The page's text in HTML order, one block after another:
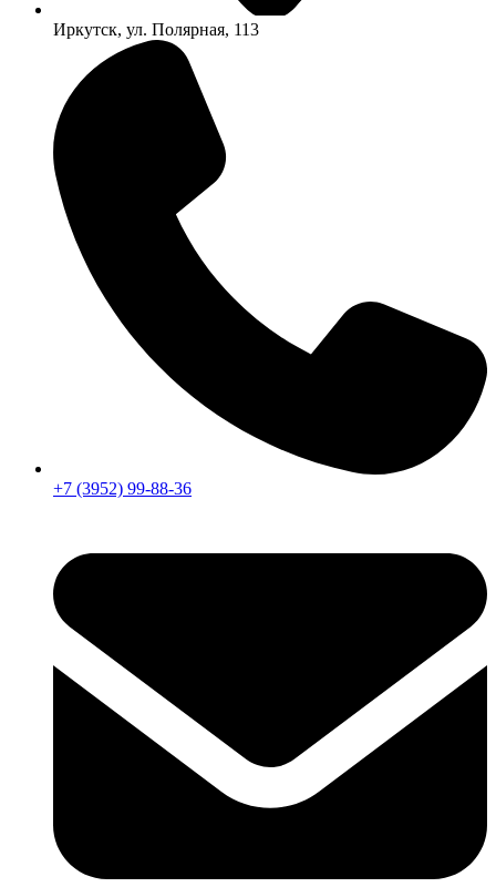
Иркутск, ул. Полярная, 113
+7 (3952) 99-88-36